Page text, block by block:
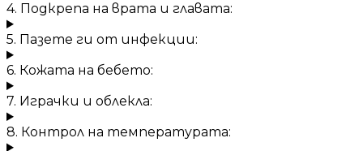
4. Подкрепа на врата и главата:
5. Пазете ги от инфекции:
6. Кожата на бебето:
7. Играчки и облекла:
8. Контрол на температурата: